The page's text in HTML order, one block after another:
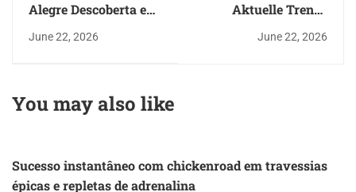
Alegre Descoberta e
Apostas Seguras com
June 22, 2026
Aktuelle Trends
verbinden Spannung
June 22, 2026
You may also like
Sucesso instantâneo com chickenroad em travessias
épicas e repletas de adrenalina